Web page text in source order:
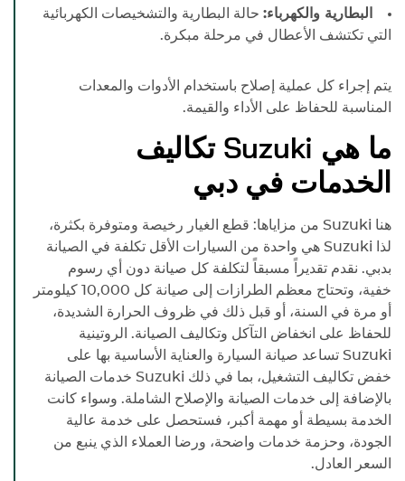
البطارية والكهرباء: حالة البطارية والتشخيصات الكهربائية
التي تكتشف الأعطال في مرحلة مبكرة.
يتم إجراء كل عملية إصلاح باستخدام الأدوات والمعدات
المناسبة للحفاظ على الأداء والقيمة.
ما هي Suzuki تكاليف
الخدمات في دبي
هنا Suzuki من مزاياها: قطع الغيار رخيصة ومتوفرة بكثرة،
لذا Suzuki هي واحدة من السيارات الأقل تكلفة في الصيانة
بدبي. نقدم تقديراً مسبقاً لتكلفة كل صيانة دون أي رسوم
خفية، وتحتاج معظم الطرازات إلى صيانة كل 10,000 كيلومتر
أو مرة في السنة، أو قبل ذلك في ظروف الحرارة الشديدة،
للحفاظ على انخفاض التآكل وتكاليف الصيانة. الروتينية
Suzuki تساعد صيانة السيارة والعناية الأساسية بها على
خفض تكاليف التشغيل، بما في ذلك Suzuki خدمات الصيانة
بالإضافة إلى خدمات الصيانة والإصلاح الشاملة. وسواء كانت
الخدمة بسيطة أو مهمة أكبر، فستحصل على خدمة عالية
الجودة، وحزمة خدمات واضحة، ورضا العملاء الذي ينبع من
السعر العادل.